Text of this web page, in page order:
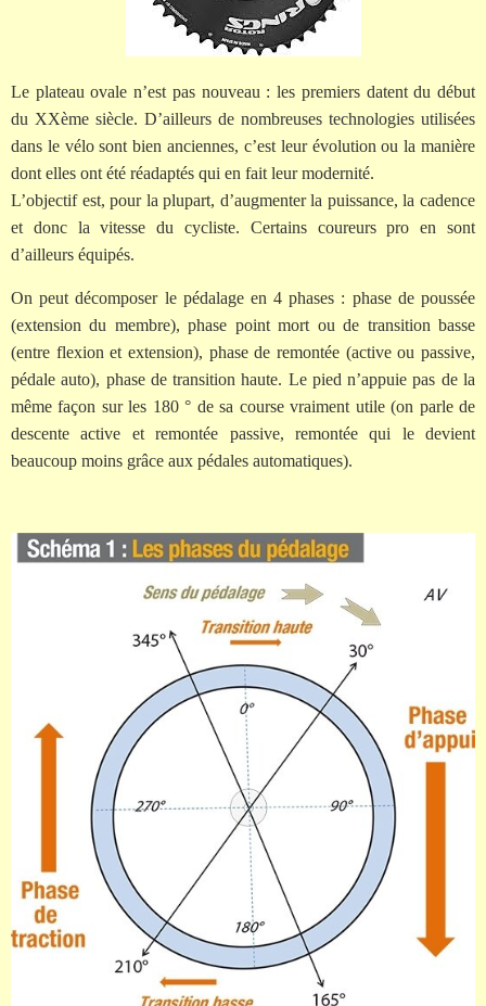
Le plateau ovale n’est pas nouveau : les premiers datent du début
du XXème siècle. D’ailleurs de nombreuses technologies utilisées
dans le vélo sont bien anciennes, c’est leur évolution ou la manière
dont elles ont été réadaptés qui en fait leur modernité.
L’objectif est, pour la plupart, d’augmenter la puissance, la cadence
et donc la vitesse du cycliste. Certains coureurs pro en sont
d’ailleurs équipés.
On peut décomposer le pédalage en 4 phases : phase de poussée
(extension du membre), phase point mort ou de transition basse
(entre flexion et extension), phase de remontée (active ou passive,
pédale auto), phase de transition haute. Le pied n’appuie pas de la
même façon sur les 180 ° de sa course vraiment utile (on parle de
descente active et remontée passive, remontée qui le devient
beaucoup moins grâce aux pédales automatiques).